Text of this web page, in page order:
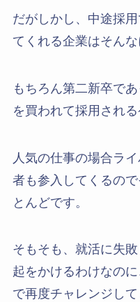
だがしかし、中途採
てくれる企業はそんな
もちろん第二新卒で
を買われて採用され
人気の仕事の場合ラ
者も参入してくるの
とんどです。
そもそも、就活に失
起をかけるわけなの
で再度チャレンジし